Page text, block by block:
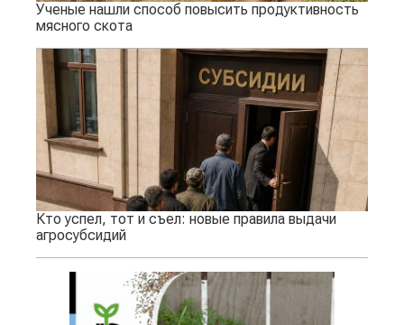
Ученые нашли способ повысить продуктивность
мясного скота
Кто успел, тот и съел: новые правила выдачи
агросубсидий